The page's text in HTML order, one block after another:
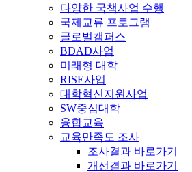
다양한 국책사업 수행
국제교류 프로그램
글로벌캠퍼스
BDAD사업
미래형 대학
RISE사업
대학혁신지원사업
SW중심대학
융합교육
교육만족도 조사
조사결과 바로가기
개선결과 바로가기